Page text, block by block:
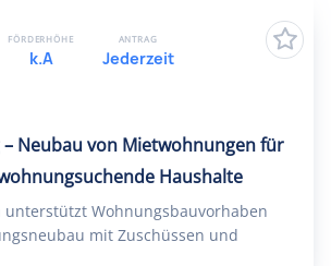
– Neubau von Mietwohnungen für
Haushalte
unterstützt Wohnungsbauvorhaben
mit Zuschüssen und
FÖRDERHÖHE
k.A
ANTRAG
Jederzeit